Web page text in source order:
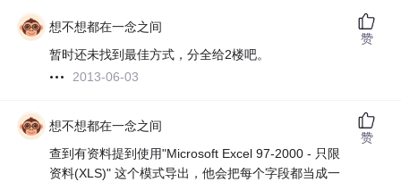
想不想都在一念之间
暂时还未找到最佳方式，分全给2楼吧。
2013-06-03
赞
想不想都在一念之间
查到有资料提到使用"Microsoft Excel 97-2000 - 只限
资料(XLS)" 这个模式导出，他会把每个字段都当成一
赞